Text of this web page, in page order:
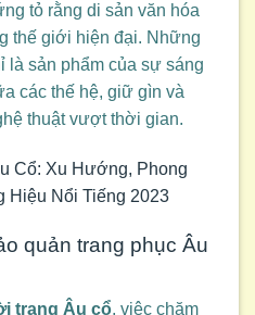
tỏ rằng di sản văn hóa
thế giới hiện đại. Những
là sản phẩm của sự sáng
các thế hệ, giữ gìn và
thuật vượt thời gian.
Cổ: Xu Hướng, Phong
Hiệu Nổi Tiếng 2023
quản trang phục Âu
trang Âu cổ, việc chăm